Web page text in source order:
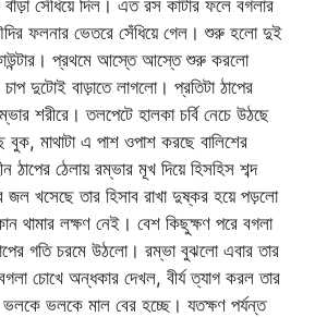
বাঁড়া সেঁধিয়ে দিল। এত রস কাটার ফলে বগলার
ফলনার ভেতরে সেঁধিয়ে গেল। শুরু হলো দুই
প্রথমে আস্তে আস্তে শুরু করলো
দুটোই বাড়াতে লাগলো। প্রতিটা ঠাপের
শরীরে। তলপেটে হালকা চর্বি নেচে উঠছে
বুক, মাথাটা এ পাশ ওপাশ করছে বালিশের
ঠাপের ঠেলায় রম্ভার মূখ দিয়ে হিসহিস শব্দ
খসেছে তার হিসাব রাখা দুষ্কর হয়ে পড়লো
থামার লক্ষণ নেই। বেশ কিছুক্ষণ পরে বগলা
গতি চরমে উঠলো। রম্ভা বুঝলো এবার তার
চোখে অন্ধকার দেখল, বীর্য ত্যাগ করল তার
ভলকে মাল বের হচ্ছে। যতক্ষণ পর্যন্ত